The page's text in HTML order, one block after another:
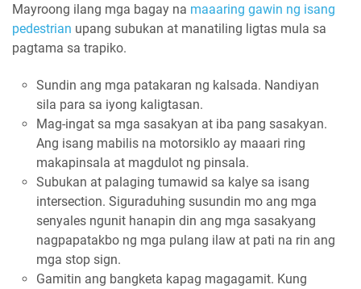
Mayroong ilang mga bagay na maaaring gawin ng isang
pedestrian upang subukan at manatiling ligtas mula sa
pagtama sa trapiko.
Sundin ang mga patakaran ng kalsada. Nandiyan
sila para sa iyong kaligtasan.
Mag-ingat sa mga sasakyan at iba pang sasakyan.
Ang isang mabilis na motorsiklo ay maaari ring
makapinsala at magdulot ng pinsala.
Subukan at palaging tumawid sa kalye sa isang
intersection. Siguraduhing susundin mo ang mga
senyales ngunit hanapin din ang mga sasakyang
nagpapatakbo ng mga pulang ilaw at pati na rin ang
mga stop sign.
Gamitin ang bangketa kapag magagamit. Kung